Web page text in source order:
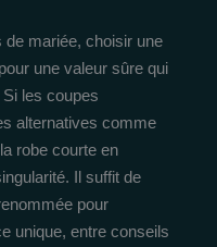
mariée, choisir une
une valeur sûre qui
les coupes
alternatives comme
robe courte en
Il suffit de
pour
unique, entre conseils